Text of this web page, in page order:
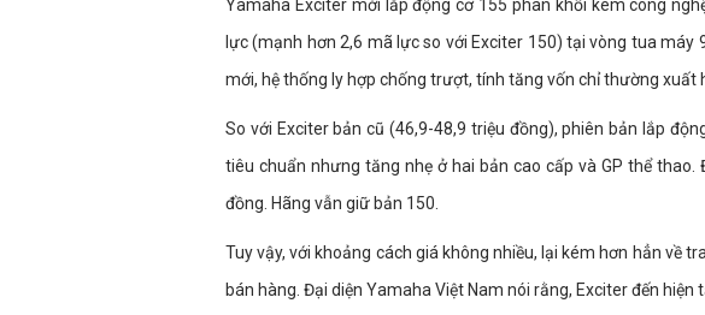
Yamaha Exciter mới lắp động cơ 155 phân khối kèm công
lực (mạnh hơn 2,6 mã lực so với Exciter 150) tại vòng tua máy
mới, hệ thống ly hợp chống trượt, tính tăng vốn chỉ thường xuất
So với Exciter bản cũ (46,9-48,9 triệu đồng), phiên bản lắp
tiêu chuẩn nhưng tăng nhẹ ở hai bản cao cấp và GP thể thao.
đồng. Hãng vẫn giữ bản 150.
Tuy vậy, với khoảng cách giá không nhiều, lại kém hơn hẳn về
bán hàng. Đại diện Yamaha Việt Nam nói rằng, Exciter đến